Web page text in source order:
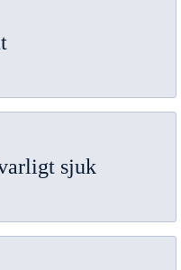
sjuk